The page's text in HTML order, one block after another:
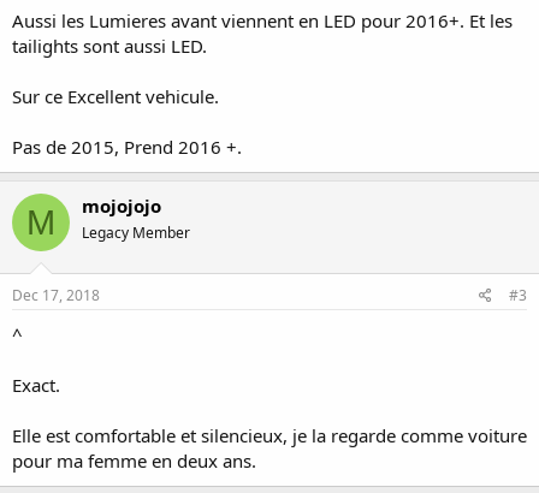
Aussi les Lumieres avant viennent en LED pour 2016+. Et les
tailights sont aussi LED.
Sur ce Excellent vehicule.
Pas de 2015, Prend 2016 +.
M mojojojo
Legacy Member
Dec 17, 2018 #3
^
Exact.
Elle est comfortable et silencieux, je la regarde comme voiture
pour ma femme en deux ans.